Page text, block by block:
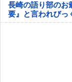
長崎の語り部のお
要』と言われびっ